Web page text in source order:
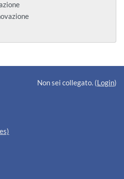
Non sei collegato. (Login)